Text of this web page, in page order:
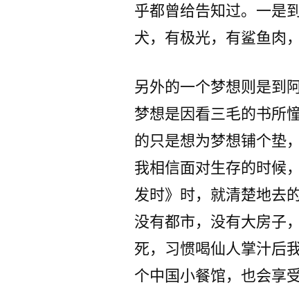
乎都曾给告知过。一是
犬，有极光，有鲨鱼肉
另外的一个梦想则是到
梦想是因看三毛的书所
的只是想为梦想铺个垫
我相信面对生存的时候
发时》时，就清楚地去
没有都市，没有大房子
死，习惯喝仙人掌汁后
个中国小餐馆，也会享